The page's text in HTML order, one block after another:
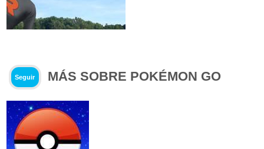
Seguir MÁS SOBRE POKÉMON GO